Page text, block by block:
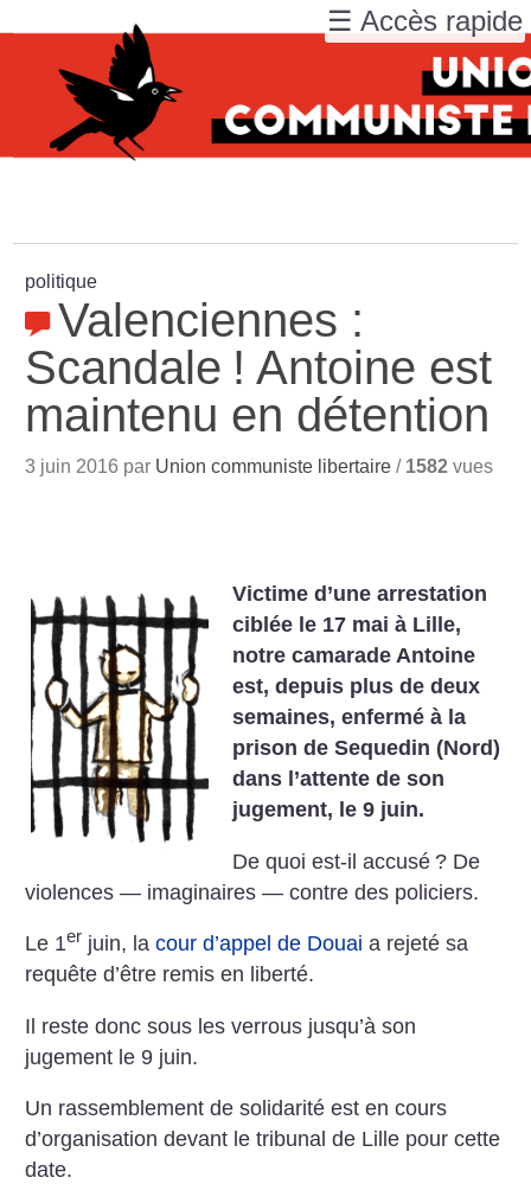
politique
Valenciennes :
Scandale ! Antoine est
maintenu en détention
3 juin 2016 par Union communiste libertaire / 1582 vues
Victime d’une arrestation
ciblée le 17 mai à Lille,
notre camarade Antoine
est, depuis plus de deux
semaines, enfermé à la
prison de Sequedin (Nord)
dans l’attente de son
jugement, le 9 juin.
De quoi est-il accusé ? De
violences — imaginaires — contre des policiers.
Le 1er juin, lacour d’appel de Douai a rejeté sa
requête d’être remis en liberté.
Il reste donc sous les verrous jusqu’à son
jugement le 9 juin.
Un rassemblement de solidarité est en cours
d’organisation devant le tribunal de Lille pour cette
date.
☰ Accès rapide